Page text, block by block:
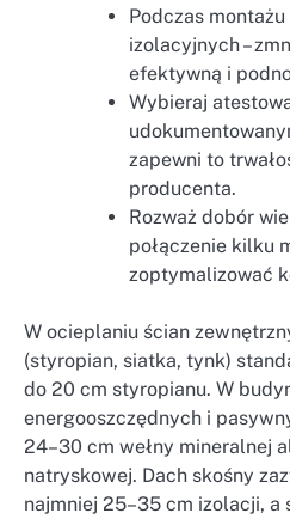
Podczas
izolacyjnych –
efektywną i
Wybieraj
zapewni to
producenta.
Rozważ dobór
połączenie kilku
zoptymalizować
W ocieplaniu ścian
(styropian, siatka, tynk)
do 20 cm styropianu. W
energooszczędnych i
24–30 cm wełny mineralnej
natryskowej. Dach skośny
najmniej 25–35 cm izolacji, a